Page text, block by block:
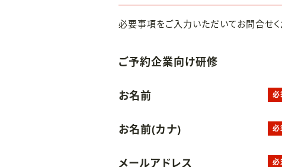
必要事項をご入力いただいてお問合せく
ご予約企業向け研修
お名前 必
お名前(カナ) 必
メールアドレス 必